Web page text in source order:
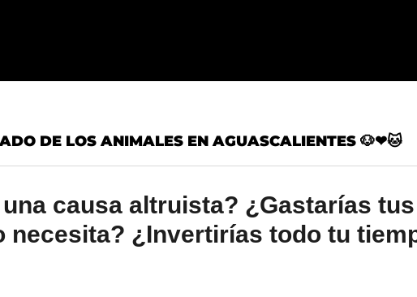
DE LOS ANIMALES EN AGUASCALIENTES 🐶❤🐱
causa altruista? ¿Gastarías
necesita? ¿Invertirías todo tu